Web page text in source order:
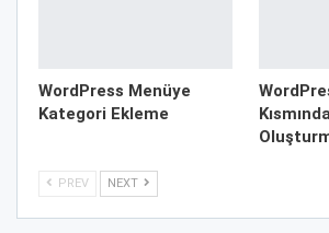
WordPress Menüye
Kategori Ekleme
PREV NEXT